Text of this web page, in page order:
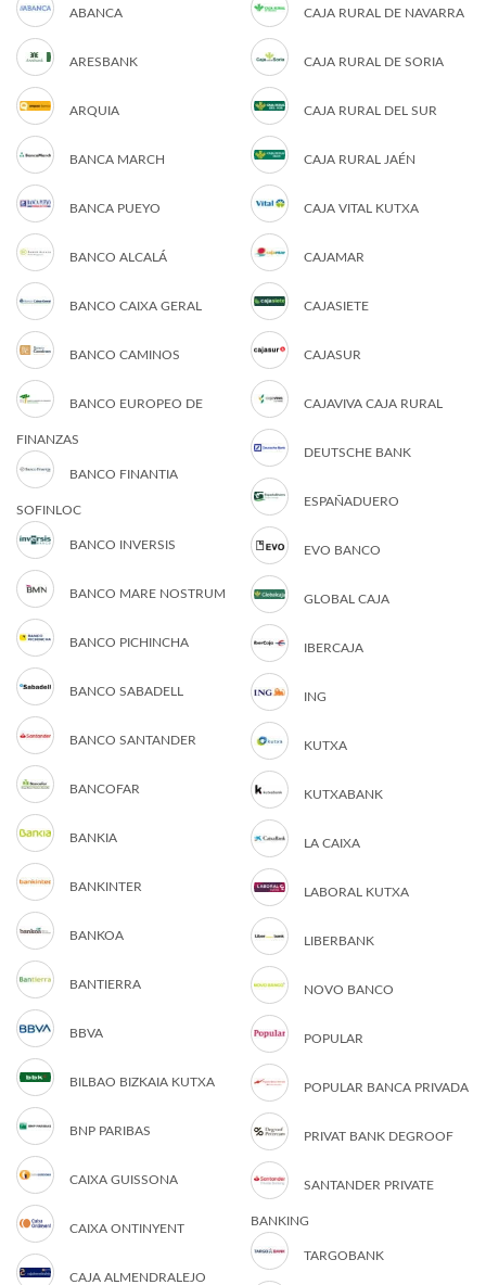
ABANCA
ARESBANK
ARQUIA
BANCA MARCH
BANCA PUEYO
BANCO ALCALÁ
BANCO CAIXA GERAL
BANCO CAMINOS
BANCO EUROPEO DE
FINANZAS
BANCO FINANTIA
SOFINLOC
BANCO INVERSIS
BANCO MARE NOSTRUM
BANCO PICHINCHA
BANCO SABADELL
BANCO SANTANDER
BANCOFAR
BANKIA
BANKINTER
BANKOA
BANTIERRA
BBVA
BILBAO BIZKAIA KUTXA
BNP PARIBAS
CAIXA GUISSONA
CAIXA ONTINYENT
CAJA ALMENDRALEJO
CAJA RURAL DE NAVARRA
CAJA RURAL DE SORIA
CAJA RURAL DEL SUR
CAJA RURAL JAÉN
CAJA VITAL KUTXA
CAJAMAR
CAJASIETE
CAJASUR
CAJAVIVA CAJA RURAL
DEUTSCHE BANK
ESPAÑADUERO
EVO BANCO
GLOBAL CAJA
IBERCAJA
ING
KUTXA
KUTXABANK
LA CAIXA
LABORAL KUTXA
LIBERBANK
NOVO BANCO
POPULAR
POPULAR BANCA PRIVADA
PRIVAT BANK DEGROOF
SANTANDER PRIVATE
BANKING
TARGOBANK